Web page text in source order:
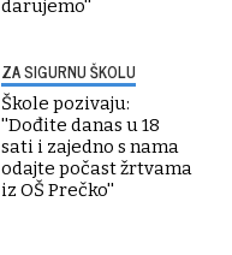
darujemo''
ZA SIGURNU ŠKOLU
Škole pozivaju:
''Dođite danas u 18
sati i zajedno s nama
odajte počast žrtvama
iz OŠ Prečko''